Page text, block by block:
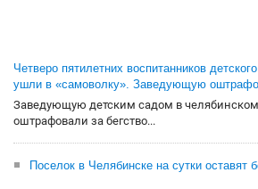
Четверо пятилетних воспитанников
ушли в «самоволку». Заведующую
Заведующую детским садом в
оштрафовали за бегство...
Поселок в Челябинске на сутки оставят